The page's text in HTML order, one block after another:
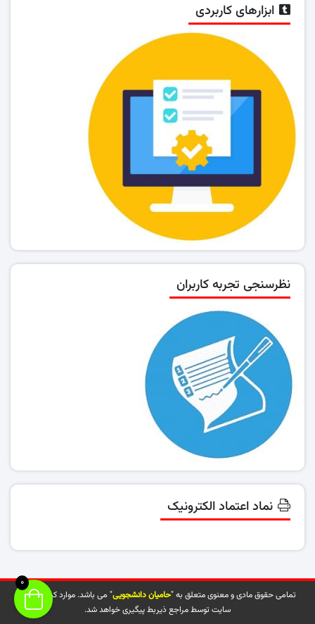
ابزارهای کاربردی
نظرسنجی تجربه کاربران
نماد اعتماد الکترونیک
تمامی حقوق مادی و معنوی متعلق به "حامیان دانشجویی" می باشد. موارد کپی شده از
سایت توسط مراجع ذیربط پیگیری خواهد شد.
0